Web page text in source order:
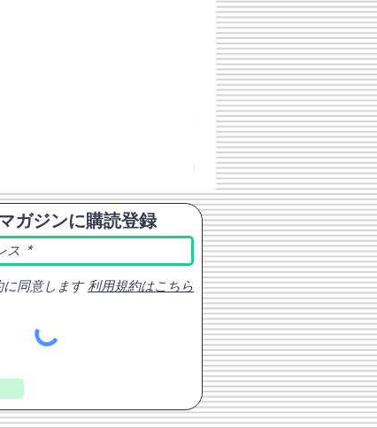
チェコスロバキア軍 連邦共
価格
￥398
消費税込み
ガジンに購読登録
同意します 利用規約はこちら